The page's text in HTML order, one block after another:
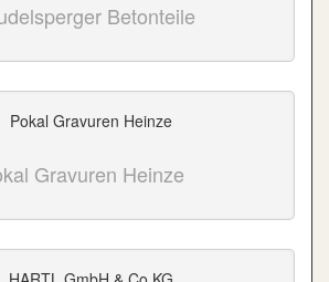
Betonteile
Gravuren Heinze